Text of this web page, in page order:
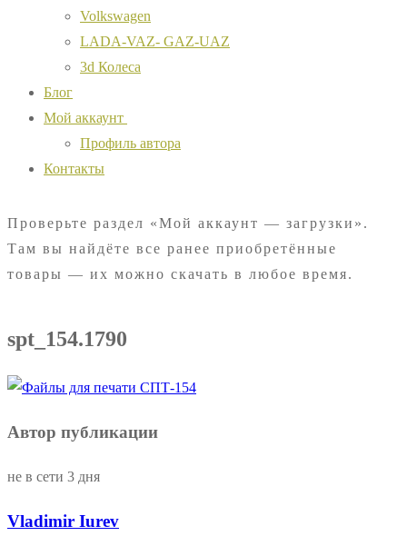
Volkswagen
LADA-VAZ- GAZ-UAZ
3d Колеса
Блог
Мой аккаунт
Профиль автора
Контакты
Проверьте раздел «Мой аккаунт — загрузки».
Там вы найдёте все ранее приобретённые
товары — их можно скачать в любое время.
spt_154.1790
Автор публикации
не в сети 3 дня
Vladimir Iurev